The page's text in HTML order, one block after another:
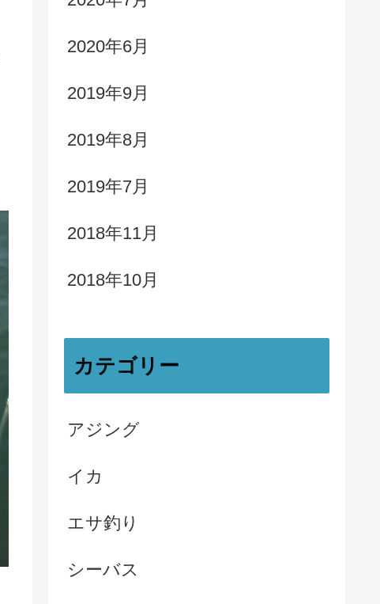
2020年6月
2019年9月
2019年8月
2019年7月
2018年11月
2018年10月
カテゴリー
アジング
イカ
エサ釣り
シーバス